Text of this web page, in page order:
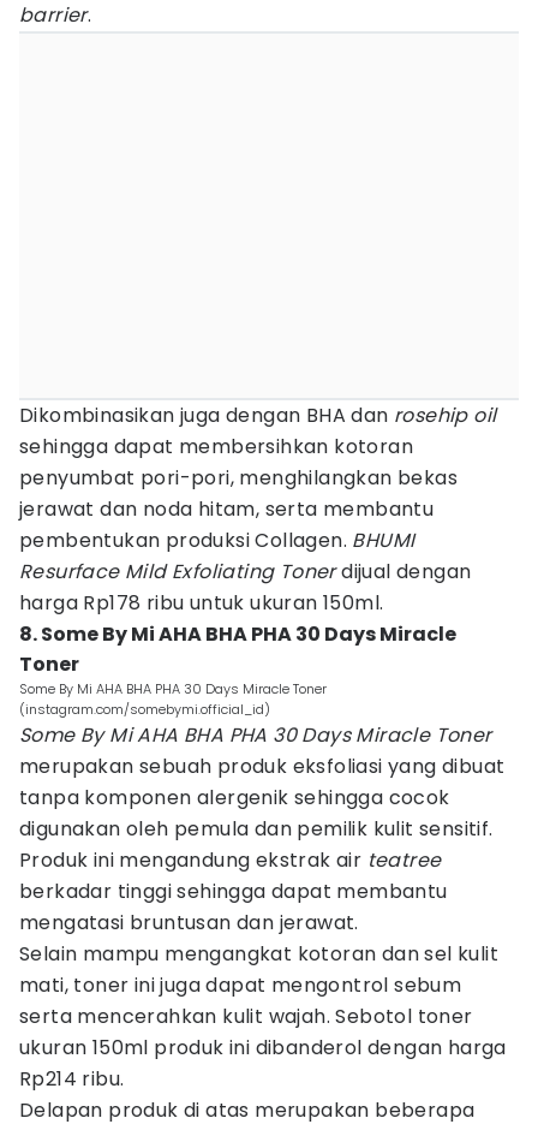
barrier.
Dikombinasikan juga dengan BHA dan rosehip oil
sehingga dapat membersihkan kotoran
penyumbat pori-pori, menghilangkan bekas
jerawat dan noda hitam, serta membantu
pembentukan produksi Collagen. BHUMI
Resurface Mild Exfoliating Tonerdijual dengan
harga Rp178 ribu untuk ukuran 150ml.
8. Some By Mi AHA BHA PHA 30 Days Miracle
Toner
Some By Mi AHA BHA PHA 30 Days Miracle Toner
(instagram.com/somebymi.official_id)
Some By Mi AHA BHA PHA 30 Days Miracle Toner
merupakan sebuah produk eksfoliasi yang dibuat
tanpa komponen alergenik sehingga cocok
digunakan oleh pemula dan pemilik kulit sensitif.
Produk ini mengandung ekstrak air teatree
berkadar tinggi sehingga dapat membantu
mengatasi bruntusan dan jerawat.
Selain mampu mengangkat kotoran dan sel kulit
mati, toner ini juga dapat mengontrol sebum
serta mencerahkan kulit wajah. Sebotol toner
ukuran 150ml produk ini dibanderol dengan harga
Rp214 ribu.
Delapan produk di atas merupakan beberapa